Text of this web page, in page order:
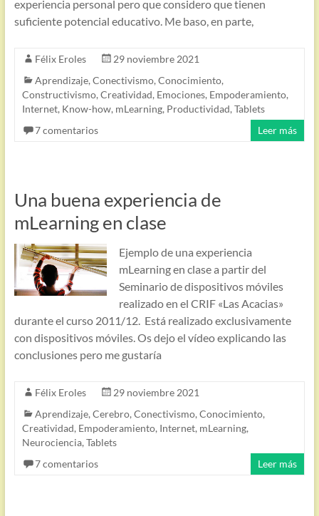
experiencia personal pero que considero que tienen
suficiente potencial educativo. Me baso, en parte,
Félix Eroles
29 noviembre 2021
Aprendizaje, Conectivismo, Conocimiento,
Constructivismo, Creatividad, Emociones, Empoderamiento,
Internet, Know-how, mLearning, Productividad, Tablets
7 comentarios
Leer más
Una buena experiencia de
mLearning en clase
Ejemplo de una experiencia
mLearning en clase a partir del
Seminario de dispositivos móviles
realizado en el CRIF «Las Acacias»
durante el curso 2011/12. Está realizado exclusivamente
con dispositivos móviles. Os dejo el vídeo explicando las
conclusiones pero me gustaría
Félix Eroles
29 noviembre 2021
Aprendizaje, Cerebro, Conectivismo, Conocimiento,
Creatividad, Empoderamiento, Internet, mLearning,
Neurociencia, Tablets
7 comentarios
Leer más